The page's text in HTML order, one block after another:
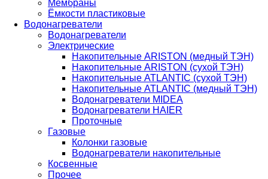
Мембраны
Ёмкости пластиковые
Водонагреватели
Водонагреватели
Электрические
Накопительные ARISTON (медный ТЭН)
Накопительные ARISTON (сухой ТЭН)
Накопительные ATLANTIC (сухой ТЭН)
Накопительные ATLANTIC (медный ТЭН)
Водонагреватели MIDEA
Водонагреватели HAIER
Проточные
Газовые
Колонки газовые
Водонагреватели накопительные
Косвенные
Прочее